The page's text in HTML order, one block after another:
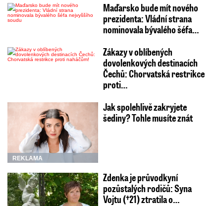
Maďarsko bude mít nového
prezidenta: Vládní strana
nominovala bývalého šéfa…
Zákazy v oblíbených
dovolenkových destinacích
Čechů: Chorvatská restrikce
proti…
REKLAMA
Jak spolehlivě zakryjete
šediny? Tohle musíte znát
Zdenka je průvodkyní
pozůstalých rodičů: Syna
Vojtu (†21) ztratila o…